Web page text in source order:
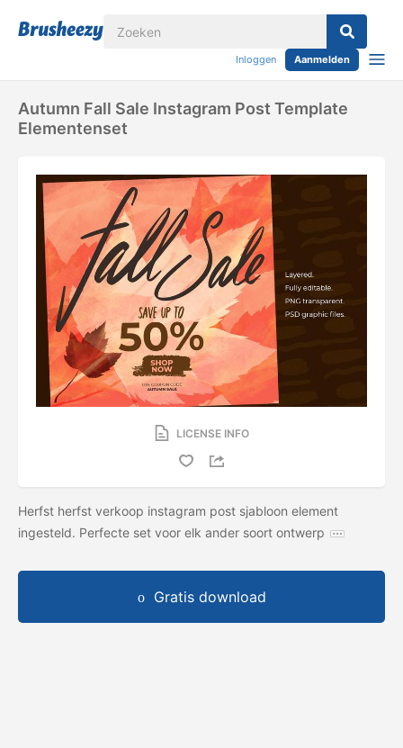
Inloggen Aanmelden
Autumn Fall Sale Instagram Post Template
Elementenset
LICENSE INFO
Herfst herfst verkoop instagram post sjabloon element
ingesteld. Perfecte set voor elk ander soort ontwerp
Gratis download